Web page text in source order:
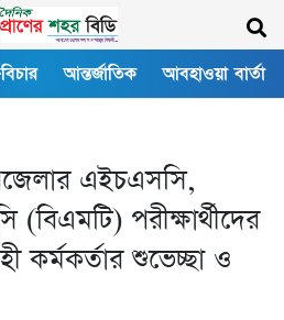
আন্তর্জাতিক আবহাওয়া বার্তা
এইচএসসি,
পরীক্ষার্থীদের
কর্মকর্তার শুভেচ্ছা ও